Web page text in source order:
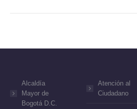
Alcaldía
Mayor de
Bogotá D.C.
Atención al
Ciudadano